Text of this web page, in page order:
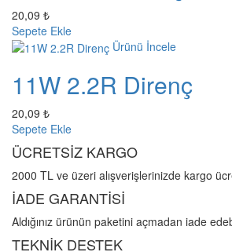
20,09 ₺
Sepete Ekle
Ürünü İncele
11W 2.2R Direnç
20,09 ₺
Sepete Ekle
ÜCRETSİZ KARGO
2000 TL ve üzeri alışverişlerinizde kargo
İADE GARANTİSİ
Aldığınız ürünün paketini açmadan iade
TEKNİK DESTEK